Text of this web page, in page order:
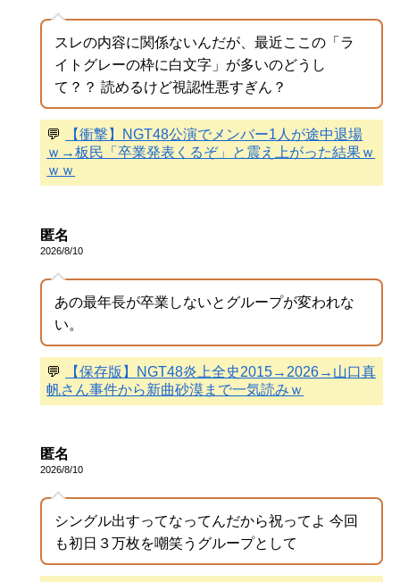
スレの内容に関係ないんだが、最近ここの「ラ
イトグレーの枠に白文字」が多いのどうし
て？？ 読めるけど視認性悪すぎん？
💬
【衝撃】NGT48公演でメンバー1人が途中退場
ｗ→板民「卒業発表くるぞ」と震え上がった結果ｗ
ｗｗ
匿名
2026/8/10
あの最年長が卒業しないとグループが変われな
い。
💬
【保存版】NGT48炎上全史2015→2026→山口真
帆さん事件から新曲砂漠まで一気読みｗ
匿名
2026/8/10
シングル出すってなってんだから祝ってよ 今回
も初日３万枚を嘲笑うグループとして